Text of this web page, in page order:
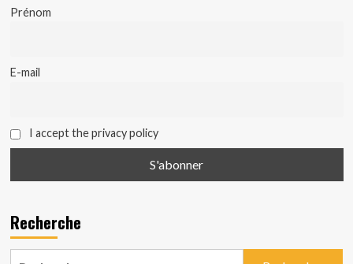
Prénom
E-mail
I accept the privacy policy
Recherche